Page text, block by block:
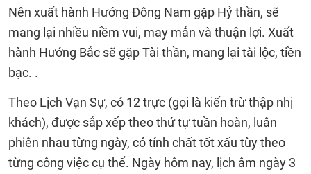
Nên xuất hành Hướng Đông Nam gặp Hỷ thần, sẽ
mang lại nhiều niềm vui, may mắn và thuận lợi. Xuất
hành Hướng Bắc sẽ gặp Tài thần, mang lại tài lộc, tiền
bạc. .
Theo Lịch Vạn Sự, có 12 trực (gọi là kiến trừ thập nhị
khách), được sắp xếp theo thứ tự tuần hoàn, luân
phiên nhau từng ngày, có tính chất tốt xấu tùy theo
từng công việc cụ thể. Ngày hôm nay, lịch âm ngày 3